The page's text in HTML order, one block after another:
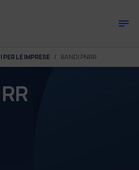
PER LE IMPRESE BANDI PNRR